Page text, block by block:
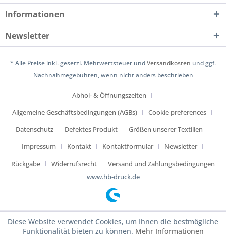
Informationen
Newsletter
* Alle Preise inkl. gesetzl. Mehrwertsteuer undVersandkosten und ggf.
Nachnahmegebühren, wenn nicht anders beschrieben
Abhol- & Öffnungszeiten
Allgemeine Geschäftsbedingungen (AGBs)
Cookie preferences
Datenschutz
Defektes Produkt
Größen unserer Textilien
Impressum
Kontakt Kontaktformular
Newsletter
Rückgabe
Widerrufsrecht
Versand und Zahlungsbedingungen
www.hb-druck.de
Diese Website verwendet Cookies, um Ihnen die bestmögliche
Funktionalität bieten zu können. Mehr Informationen